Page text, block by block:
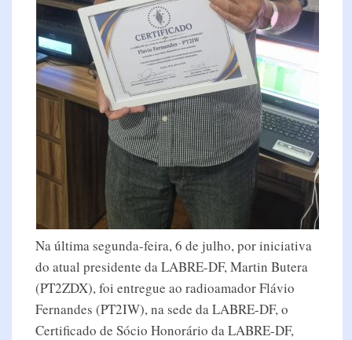
Na última segunda-feira, 6 de julho, por iniciativa
do atual presidente da LABRE-DF, Martin Butera
(PT2ZDX), foi entregue ao radioamador Flávio
Fernandes (PT2IW), na sede da LABRE-DF, o
Certificado de Sócio Honorário da LABRE-DF,